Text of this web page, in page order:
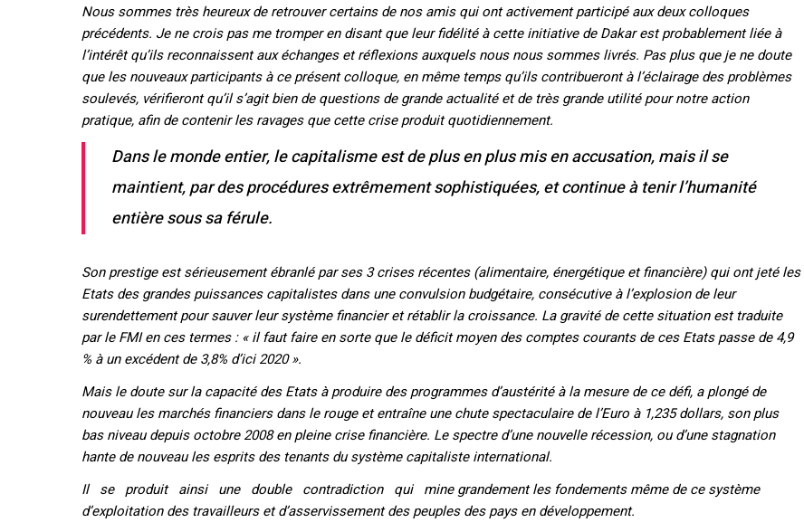
Nous sommes très heureux de retrouver certains de nos amis qui ont activement participé aux deux colloques
précédents. Je ne crois pas me tromper en disant que leur fidélité à cette initiative de Dakar est probablement liée à
l’intérêt qu’ils reconnaissent aux échanges et réflexions auxquels nous nous sommes livrés. Pas plus que je ne doute
que les nouveaux participants à ce présent colloque, en même temps qu’ils contribueront à l’éclairage des problèmes
soulevés, vérifieront qu’il s’agit bien de questions de grande actualité et de très grande utilité pour notre action
pratique, afin de contenir les ravages que cette crise produit quotidiennement.
Dans le monde entier, le capitalisme est de plus en plus mis en accusation, mais il se
maintient, par des procédures extrêmement sophistiquées, et continue à tenir l’humanité
entière sous sa férule.
Son prestige est sérieusement ébranlé par ses 3 crises récentes (alimentaire, énergétique et financière) qui ont jeté les
Etats des grandes puissances capitalistes dans une convulsion budgétaire, consécutive à l’explosion de leur
surendettement pour sauver leur système financier et rétablir la croissance. La gravité de cette situation est traduite
par le FMI en ces termes : « il faut faire en sorte que le déficit moyen des comptes courants de ces Etats passe de 4,9
% à un excédentde 3,8% d’ici 2020 ».
Mais le doute sur la capacité des Etats à produire des programmes d’austérité à la mesure de ce défi, a plongé de
nouveau les marchés financiers dans le rouge et entraîne une chute spectaculaire de l’Euro à 1,235 dollars, son plus
bas niveau depuis octobre 2008 en pleine crise financière. Le spectre d’une nouvelle récession, ou d’une stagnation
hante de nouveau les esprits des tenants du système capitaliste international.
Il se produit ainsi une double contradiction qui mine grandement les fondements même de ce système
d’exploitation des travailleurs et d’asservissement des peuples des pays en développement.